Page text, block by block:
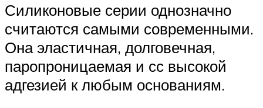
Силиконовые серии однозначно
считаются самыми современными.
Она эластичная, долговечная,
паропроницаемая и сс высокой
адгезией к любым основаниям.